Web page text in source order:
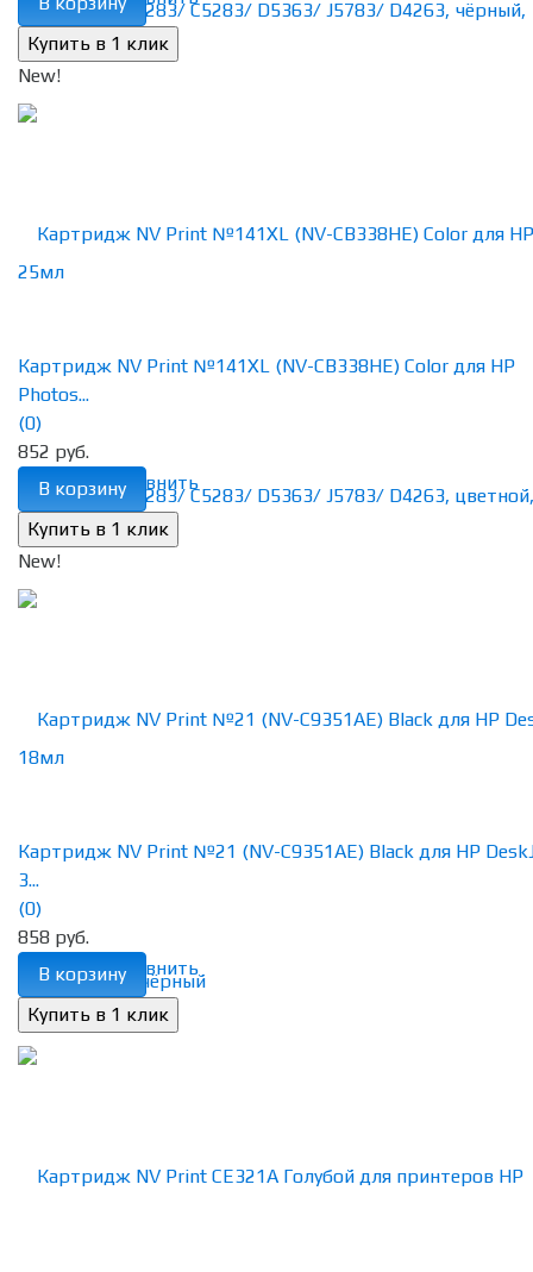
New!
избранное сравнить
Картридж NV Print №141XL (NV-CB338HE) Color для HP
Photos...
(0)
852 руб.
В корзину
New!
избранное сравнить
Картридж NV Print №21 (NV-C9351AE) Black для HP
3...
(0)
858 руб.
В корзину